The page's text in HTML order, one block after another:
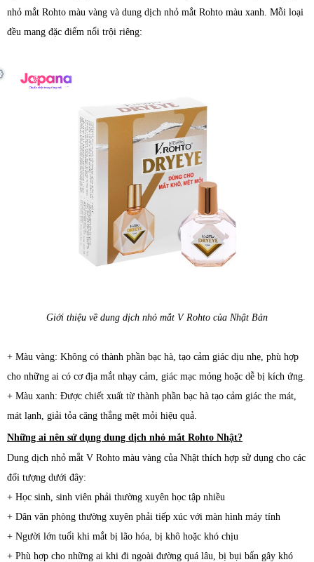
nhỏ mắt Rohto màu vàng và dung dịch nhỏ mắt Rohto màu xanh. Mỗi loại
đều mang đặc điểm nổi trội riêng:
Giới thiệu về dung dịch nhỏ mắt V Rohto của Nhật Bản
+ Màu vàng: Không có thành phần bạc hà, tạo cảm giác dịu nhẹ, phù hợp
cho những ai có cơ địa mắt nhạy cảm, giác mạc mỏng hoặc dễ bị kích ứng.
+ Màu xanh: Được chiết xuất từ thành phần bạc hà tạo cảm giác the mát,
mát lạnh, giải tỏa căng thẳng mệt mỏi hiệu quả.
Những ai nên sử dụng dung dịch nhỏ mắt Rohto Nhật?
Dung dịch nhỏ mắt V Rohto màu vàng của Nhật thích hợp sử dụng cho các
đối tượng dưới đây:
+ Học sinh, sinh viên phải thường xuyên học tập nhiều
+ Dân văn phòng thường xuyên phải tiếp xúc với màn hình máy tính
+ Người lớn tuổi khi mắt bị lão hóa, bị khô hoặc khó chịu
+ Phù hợp cho những ai khi đi ngoài đường quá lâu, bị bụi bẩn gây khó